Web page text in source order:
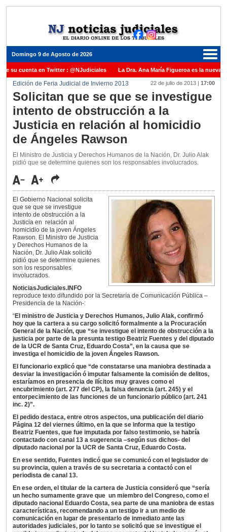
Domingo 9 de Agosto de 2026
su cuenta en Twitter : @NJudiciales La Dra. Ana María Figueroa es la nueva
Justicia de la Nación una medalla al Dr. Raul Zaffaroni en reconocimiento por su
Carles para cubrir vacante en la Corte Suprema de Justicia de la Nación
ante el Juez Daniel Rafecas
22 de julio de 2013 | 17:00
Edición de Feria Judicial de Invierno 2013
Solicitan que se que se investigue
intento de obstrucción a la
Justicia en relación al homicidio
de Ángeles Rawson
El Ministro de Justicia y Derechos Humanos de la Nación, Dr. Julio Alak
pidió que se determine quienes son los responsables involucrados.
El Gobierno Nacional solicita
que se que se investigue
intento de obstrucción a la
Justicia en relación al
homicidio de la joven Ángeles
Rawson. El Ministro de Justicia
y Derechos Humanos de la
Nación, Dr. Julio Alak solicitó
pidió que se determine quienes
son los responsables
involucrados.
NoticiasJudiciales.INFO
reproduce texto difundido por la Secretaría de Comunicación Pública –
Presidencia de la Nación-:
“El ministro de Justicia y Derechos Humanos, Julio Alak, confirmó
hoy que la cartera a su cargo solicitó formalmente a la Procuración
General de la Nación, que “se investigue el intento de obstrucción a la
justicia por parte de la presunta testigo Beatriz Fuentes y del diputado
de la UCR de Santa Cruz, Eduardo Costa”, en la causa que se
investiga el homicidio de la joven Ángeles Rawson.
El funcionario explicó que “de constatarse una maniobra destinada a
desviar la investigación ó imputar falsamente la comisión de delitos,
estaríamos en presencia de ilícitos muy graves como el
encubrimiento (art. 277 del CP), la falsa denuncia (art. 245) y el
entorpecimiento de las funciones de un funcionario público (art. 241
inc. 2)”.
El pedido destaca, entre otros aspectos, una publicación del diario
Página 12 del viernes último, en la que se informa que la testigo
Beatriz Fuentes, que fue imputada por falso testimonio, se habría
contactado con canal 13 a sugerencia –según sus dichos- del
diputado nacional por la UCR de Santa Cruz, Eduardo Costa.
En ese sentido, Fuentes indicó que se comunicó con el legislador de
su provincia, quien a través de su secretaria a contactó con el
periodista de canal 13.
En ese orden, el titular de la cartera de Justicia consideró que “sería
un hecho sumamente grave que un miembro del Congreso, como el
diputado nacional Eduardo Costa, sea parte de una maniobra de estas
características, recomendando a un testigo ir a un medio de
comunicación en lugar de presentarlo de inmediato ante las
autoridades judiciales, por lo tanto se solicitó que se investigue el